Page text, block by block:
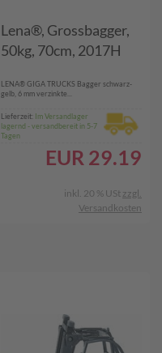
Lena®, Grossbagger,
50kg, 70cm, 2017H
LENA® GIGA TRUCKS Bagger schwarz-
gelb, 6 mm verzinkte...
Lieferzeit: Im Versandlager
lagernd - versandbereit in 5-7
Tagen
EUR 29.19
inkl. 20 % USt zzgl.
Versandkosten